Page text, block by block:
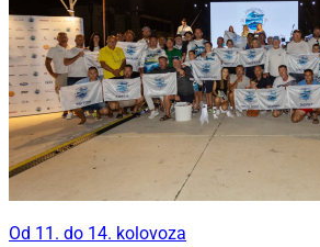
Od 11. do 14. kolovoza